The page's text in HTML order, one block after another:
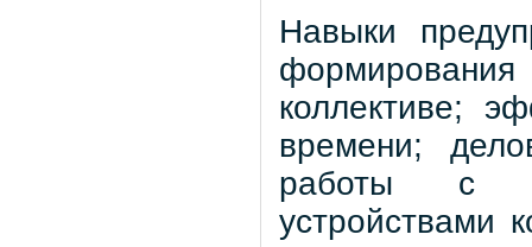
Навыки
коллективе;
времени;
работы с
устройствами